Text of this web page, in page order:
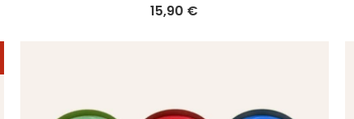
15,90 €